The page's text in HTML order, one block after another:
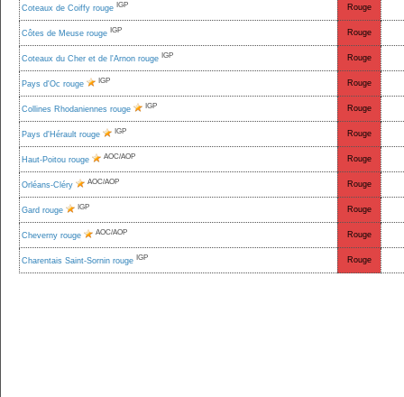
Coteaux de Coiffy rouge IGP Rouge
Côtes de Meuse rouge IGP Rouge
Coteaux du Cher et de l'Arnon rouge IGP Rouge
Pays d'Oc rouge IGP Rouge
Collines Rhodaniennes rouge IGP Rouge
Pays d'Hérault rouge IGP Rouge
Haut-Poitou rouge AOC/AOP Rouge
Orléans-Cléry AOC/AOP Rouge
Gard rouge IGP Rouge
Cheverny rouge AOC/AOP Rouge
Charentais Saint-Sornin rouge IGP Rouge